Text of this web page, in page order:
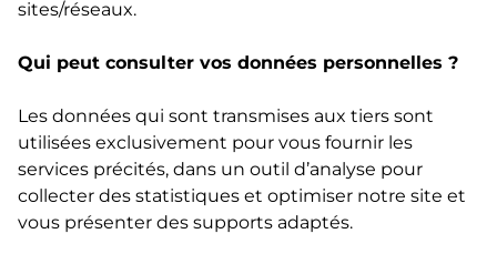
sites/réseaux.
Qui peut consulter vos données personnelles ?
Les données qui sont transmises aux tiers sont
utilisées exclusivement pour vous fournir les
services précités, dans un outil d’analyse pour
collecter des statistiques et optimiser notre site et
vous présenter des supports adaptés.